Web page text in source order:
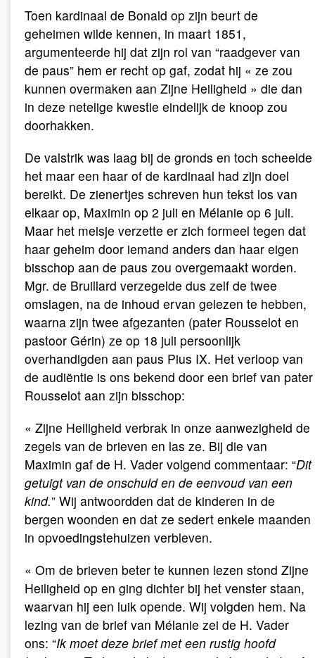
Toen kardinaal de Bonald op zijn beurt de
geheimen wilde kennen, in maart 1851,
argumenteerde hij dat zijn rol van “raadgever van
de paus” hem er recht op gaf, zodat hij « ze zou
kunnen overmaken aan Zijne Heiligheid » die dan
in deze netelige kwestie eindelijk de knoop zou
doorhakken.
De valstrik was laag bij de gronds en toch scheelde
het maar een haar of de kardinaal had zijn doel
bereikt. De zienertjes schreven hun tekst los van
elkaar op, Maximin op 2 juli en Mélanie op 6 juli.
Maar het meisje verzette er zich formeel tegen dat
haar geheim door iemand anders dan haar eigen
bisschop aan de paus zou overgemaakt worden.
Mgr. de Bruillard verzegelde dus zelf de twee
omslagen, na de inhoud ervan gelezen te hebben,
waarna zijn twee afgezanten (pater Rousselot en
pastoor Gérin) ze op 18 juli persoonlijk
overhandigden aan paus Pius IX. Het verloop van
de audiëntie is ons bekend door een brief van pater
Rousselot aan zijn bisschop:
« Zijne Heiligheid verbrak in onze aanwezigheid de
zegels van de brieven en las ze. Bij die van
Maximin gaf de H. Vader volgend commentaar: “Dit
getuigt van de onschuld en de eenvoud van een
kind.” Wij antwoordden dat de kinderen in de
bergen woonden en dat ze sedert enkele maanden
in opvoedingstehuizen verbleven.
« Om de brieven beter te kunnen lezen stond Zijne
Heiligheid op en ging dichter bij het venster staan,
waarvan hij een luik opende. Wij volgden hem. Na
lezing van de brief van Mélanie zei de H. Vader
ons: “Ik moet deze brief met een rustig hoofd